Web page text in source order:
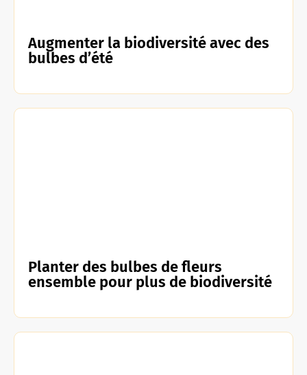
Augmenter la biodiversité avec des
bulbes d’été
Planter des bulbes de fleurs
ensemble pour plus de biodiversité